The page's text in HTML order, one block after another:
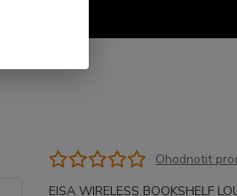
Ohodnotit
EISA WIRELESS BOOKSHELF